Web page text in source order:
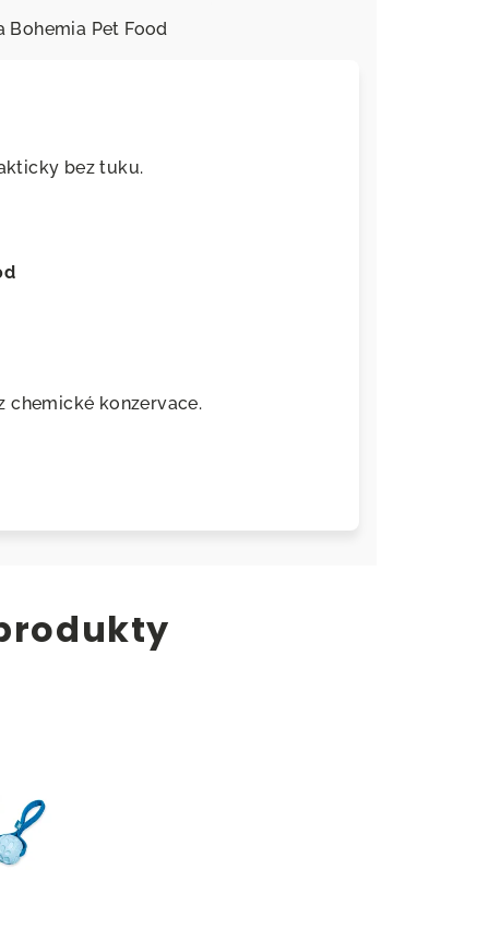
Bohemia Pet Food
bez tuku.
chemické konzervace.